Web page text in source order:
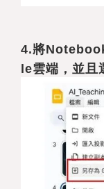
4.將
le雲端，並且